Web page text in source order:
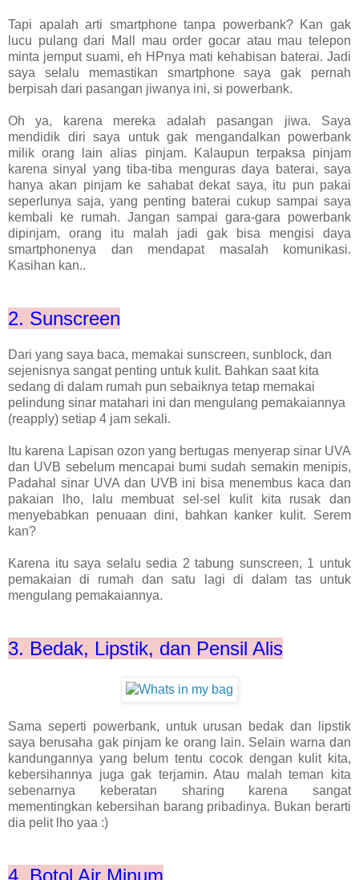
Tapi apalah arti smartphone tanpa powerbank? Kan gak
lucu pulang dari Mall mau order gocar atau mau telepon
minta jemput suami, eh HPnya mati kehabisan baterai. Jadi
saya selalu memastikan smartphone saya gak pernah
berpisah dari pasangan jiwanya ini, si powerbank.
Oh ya, karena mereka adalah pasangan jiwa. Saya
mendidik diri saya untuk gak mengandalkan powerbank
milik orang lain alias pinjam. Kalaupun terpaksa pinjam
karena sinyal yang tiba-tiba menguras daya baterai, saya
hanya akan pinjam ke sahabat dekat saya, itu pun pakai
seperlunya saja, yang penting baterai cukup sampai saya
kembali ke rumah. Jangan sampai gara-gara powerbank
dipinjam, orang itu malah jadi gak bisa mengisi daya
smartphonenya dan mendapat masalah komunikasi.
Kasihan kan..
2. Sunscreen
Dari yang saya baca, memakai sunscreen, sunblock, dan
sejenisnya sangat penting untuk kulit. Bahkan saat kita
sedang di dalam rumah pun sebaiknya tetap memakai
pelindung sinar matahari ini dan mengulang pemakaiannya
(reapply) setiap 4 jam sekali.
Itu karena Lapisan ozon yang bertugas menyerap sinar UVA
dan UVB sebelum mencapai bumi sudah semakin menipis,
Padahal sinar UVA dan UVB ini bisa menembus kaca dan
pakaian lho, lalu membuat sel-sel kulit kita rusak dan
menyebabkan penuaan dini, bahkan kanker kulit. Serem
kan?
Karena itu saya selalu sedia 2 tabung sunscreen, 1 untuk
pemakaian di rumah dan satu lagi di dalam tas untuk
mengulang pemakaiannya.
3. Bedak, Lipstik, dan Pensil Alis
Sama seperti powerbank, untuk urusan bedak dan lipstik
saya berusaha gak pinjam ke orang lain. Selain warna dan
kandungannya yang belum tentu cocok dengan kulit kita,
kebersihannya juga gak terjamin. Atau malah teman kita
sebenarnya keberatan sharing karena sangat
mementingkan kebersihan barang pribadinya. Bukan berarti
dia pelit lho yaa :)
4. Botol Air Minum